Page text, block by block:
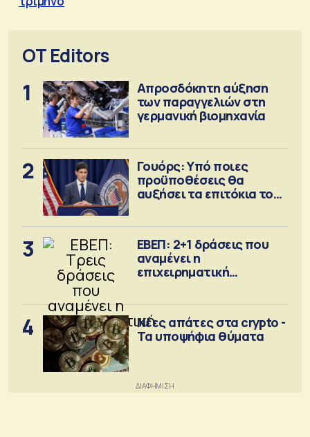
OT Editors
1
Απροσδόκητη αύξηση
των παραγγελιών στη
γερμανική βιομηχανία
2
Γουόρς: Υπό ποιες
προϋποθέσεις θα
αυξήσει τα επιτόκια τον
3
ΕΒΕΠ: 2+1 δράσεις που
αναμένει η
επιχειρηματική
4
Νέες απάτες στα crypto -
Τα υποψήφια θύματα